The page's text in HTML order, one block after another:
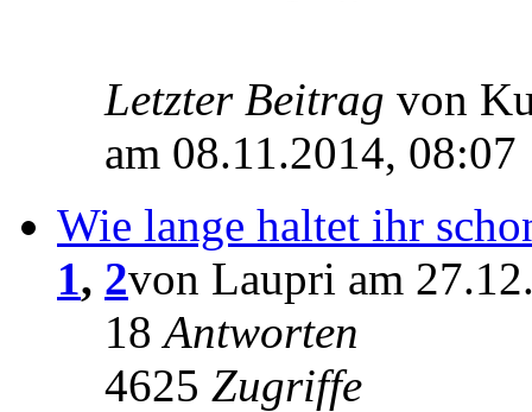
Letzter Beitrag von
am 08.11.2014, 08:07
Wie lange haltet ihr
1, 2von Laupri am
18Antworten
4625 Zugriffe